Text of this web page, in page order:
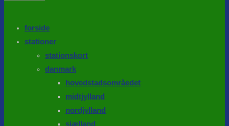
forside
stationer
stationskort
danmark
hovedstadsområedet
midtjylland
nordjylland
sjælland